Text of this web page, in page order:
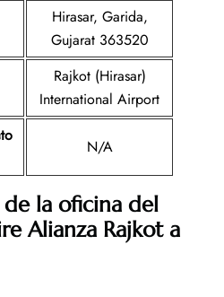
Hirasar, Garida,
Gujarat 363520
Rajkot (Hirasar)
International Airport
N/A
la oficina del
Alianza Rajkot a